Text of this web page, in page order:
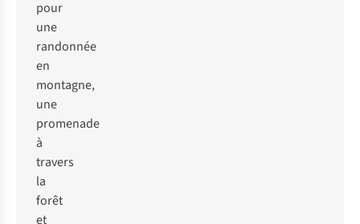
pour
une
randonnée
en
montagne,
une
promenade
à
travers
la
forêt
et